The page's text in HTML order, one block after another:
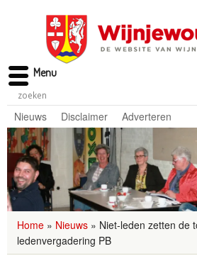
Nieuws Disclaimer Adverteren
Home » Nieuws » Niet-leden zetten de
ledenvergadering PB
Menu